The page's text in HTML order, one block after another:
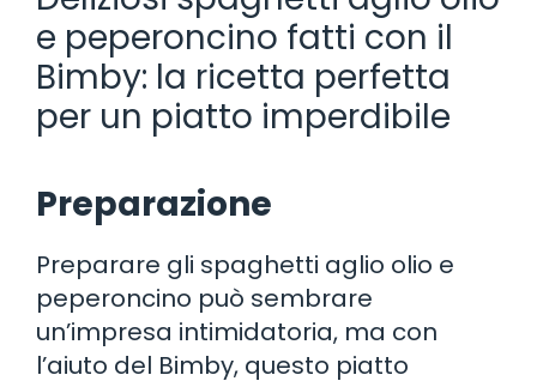
e peperoncino fatti con il
Bimby: la ricetta perfetta
per un piatto imperdibile
Preparazione
Preparare gli spaghetti aglio olio e
peperoncino può sembrare
un’impresa intimidatoria, ma con
l’aiuto del Bimby, questo piatto